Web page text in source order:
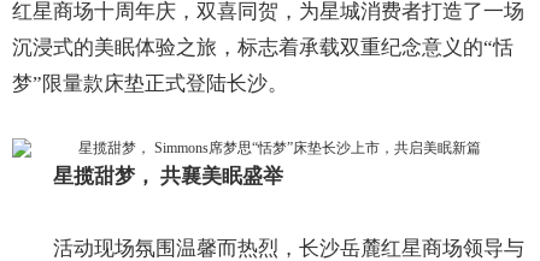
红星商场十周年庆，双喜同贺，为星城消费者打造了一场
沉浸式的美眠体验之旅，标志着承载双重纪念意义的“恬
梦”限量款床垫正式登陆长沙。
星揽甜梦 ， 共襄美眠盛举
活动现场氛围温馨而热烈，长沙岳麓红星商场领导与